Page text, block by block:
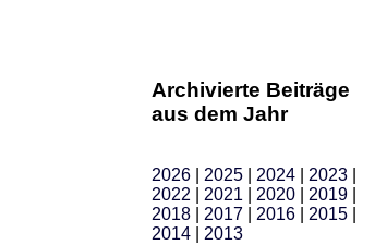
Archivierte Beiträge
aus dem Jahr
2026 2025 2024 2023
2022
2021 2020 2019
2018
2017 2016 2015
2014
2013